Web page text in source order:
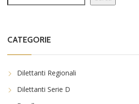
CATEGORIE
Dilettanti Regionali
Dilettanti Serie D